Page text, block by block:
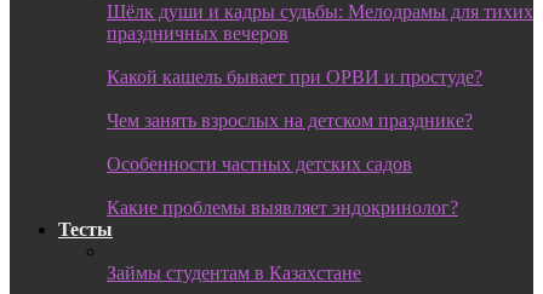
Шёлк души и кадры судьбы: Мелодрамы для тихих
праздничных вечеров
Какой кашель бывает при ОРВИ и простуде?
Чем занять взрослых на детском празднике?
Особенности частных детских садов
Какие проблемы выявляет эндокринолог?
Тесты
Займы студентам в Казахстане